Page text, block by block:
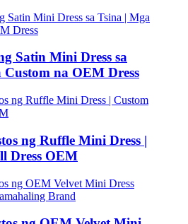
Satin Mini Dress sa
Custom na OEM Dress
ng Ruffle Mini Dress |
Dress OEM